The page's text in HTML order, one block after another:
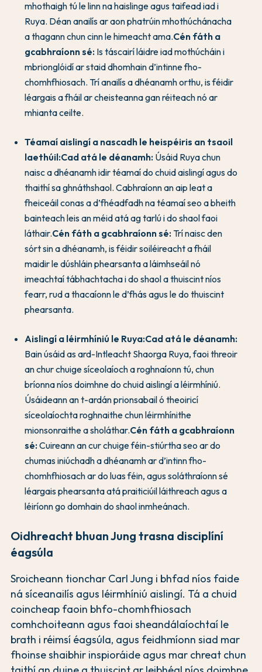
mhothaigh tú le linn na haislinge agus taifead iad i
Ruya. Déan anailís ar aon phatrúin mhothúchánacha
a thagann chun cinn le himeacht ama.Cén fáth a
gcabhraíonn sé: Is táscairí láidre iad mothúcháin i
mbrionglóidí ar staid dhomhain d’intinne fho-
chomhfhiosach. Trí anailís a dhéanamh orthu, is féidir
léargais a fháil ar cheisteanna gan réiteach nó ar
mhianta ceilte.
Téamaí aislingí a nascadh le heispéiris an tsaoil
laethúil:Cad atá le déanamh: Úsáid Ruya chun
naisc a dhéanamh idir téamaí do chuid aislingí agus do
thaithí sa ghnáthshaol. Cabhraíonn an aip leat a
fheiceáil conas a d’fhéadfadh na téamaí seo a bheith
bainteach leis an méid atá ag tarlú i do shaol faoi
láthair.Cén fáth a gcabhraíonn sé: Trí naisc den
sórt sin a dhéanamh, is féidir soiléireacht a fháil
maidir le dúshláin phearsanta a láimhseáil nó
imeachtaí tábhachtacha i do shaol a thuiscint níos
fearr, rud a thacaíonn le d’fhás agus le do thuiscint
phearsanta.
Aislingí a léirmhíniú le Ruya:Cad atá le déanamh:
Bain úsáid as ard-Intleacht Shaorga Ruya, faoi threoir
an chur chuige síceolaíoch a roghnaíonn tú, chun
bríonna níos doimhne do chuid aislingí a léirmhíniú.
Úsáideann an t-ardán prionsabail ó theoiricí
síceolaíochta roghnaithe chun léirmhínithe
mionsonraithe a sholáthar.Cén fáth a gcabhraíonn
sé:Cuireann an cur chuige féin-stiúrtha seo ar do
chumas iniúchadh a dhéanamh ar d’intinn fho-
chomhfhiosach ar do luas féin, agus soláthraíonn sé
léargais phearsanta atá praiticiúil láithreach agus a
léiríonn go domhain do shaol inmheánach.
Oidhreacht bhuan Jung trasna disciplíní
éagsúla
Sroicheann tionchar Carl Jung i bhfad níos faide
ná síceanailís agus léirmhíniú aislingí. Tá a chuid
coincheap faoin bhfo-chomhfhiosach
comhchoiteann agus faoi sheandálaíochtaí le
brath i réimsí éagsúla, agus feidhmíonn siad mar
fhoinse shaibhir inspioráide agus mar chreat chun